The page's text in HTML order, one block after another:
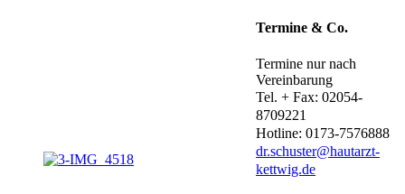
Termine & Co.
Termine nur nach
Vereinbarung
Tel. + Fax: 02054-
8709221
Hotline: 0173-7576888
dr.schuster@hautarzt-
kettwig.de